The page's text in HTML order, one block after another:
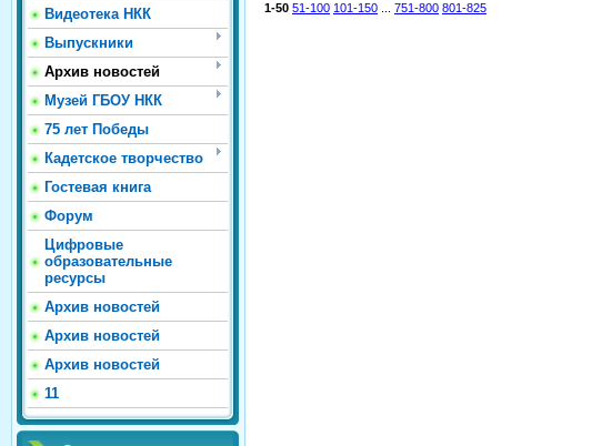
Видеотека НКК
Выпускники
Архив новостей
Музей ГБОУ НКК
75 лет Победы
Кадетское творчество
Гостевая книга
Форум
Цифровые
образовательные
ресурсы
Архив новостей
Архив новостей
Архив новостей
11
1-50 51-100 101-150 751-800 801-825